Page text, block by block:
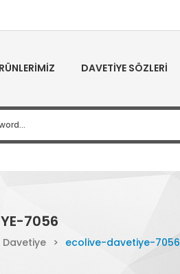
DAVETIYE SÖZLERI
7056
Davetiye > ecolive-davetiye-7056